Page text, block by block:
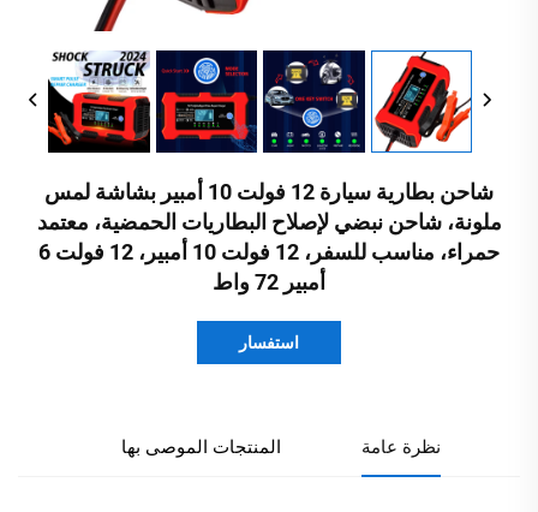
شاحن بطارية سيارة 12 فولت 10 أمبير بشاشة لمس
ملونة، شاحن نبضي لإصلاح البطاريات الحمضية، معتمد
حمراء، مناسب للسفر، 12 فولت 10 أمبير، 12 فولت 6
أمبير 72 واط
استفسار
نظرة عامة المنتجات الموصى بها